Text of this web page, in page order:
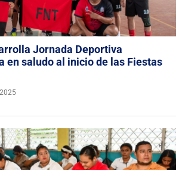
Jornada Deportiva
en saludo al inicio de las Fiestas